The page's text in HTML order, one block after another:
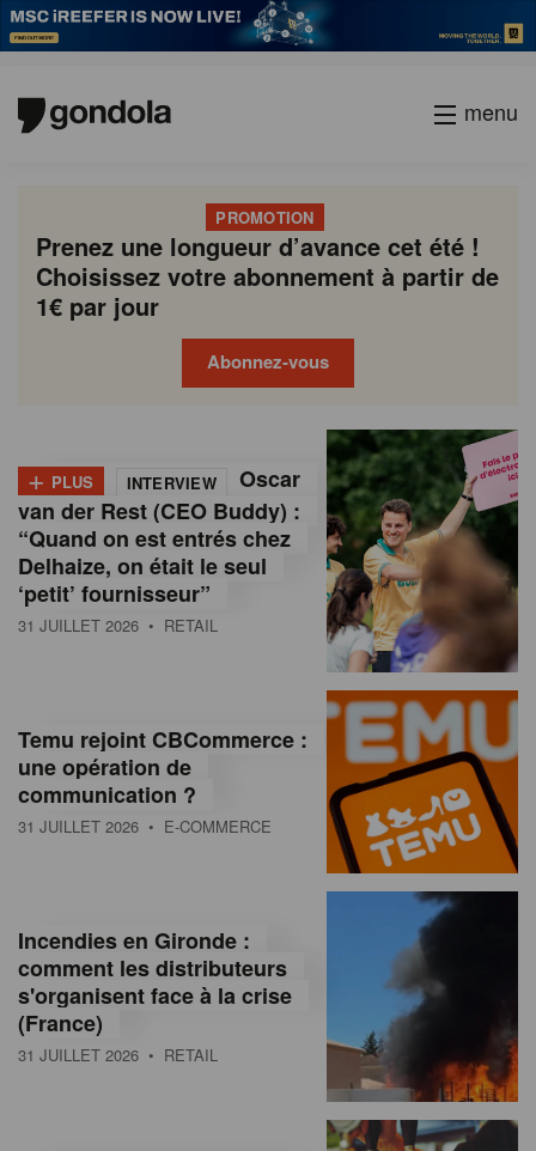
menu
PROMOTION
Prenez une longueur d’avance cet été !
Choisissez votre abonnement à partir de
1€ par jour
Abonnez-vous
o
n
d
o
M
a
g
n
e
+ PLUS INTERVIEW
Oscar
van der Rest (CEO Buddy) :
“Quand on est entrés chez
Delhaize, on était le seul
‘petit’ fournisseur”
31 JUILLET 2026 • RETAIL
Temu rejoint CBCommerce :
une opération de
communication ?
31 JUILLET 2026 • E-COMMERCE
Incendies en Gironde :
comment les distributeurs
s'organisent face à la crise
(France)
31 JUILLET 2026 • RETAIL